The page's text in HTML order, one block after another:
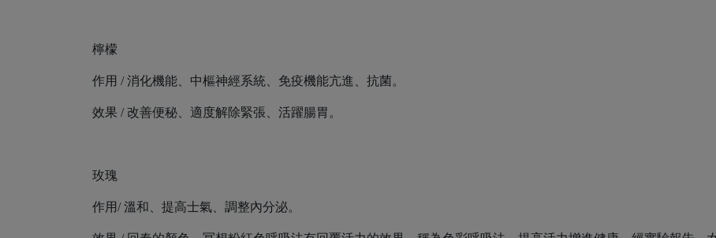
檸檬
作用 / 消化機能、中樞神經系統、免疫機能亢進、抗菌。
效果 / 改善便秘、適度解除緊張、活躍腸胃。
玫瑰
作用/ 溫和、提高士氣、調整內分泌。